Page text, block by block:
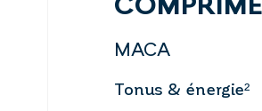
MACA
Tonus & énergie²